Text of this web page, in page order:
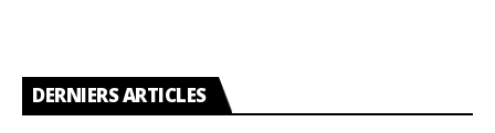
DERNIERS ARTICLES